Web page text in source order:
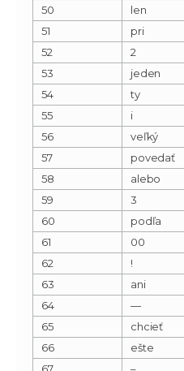
50
len
51
pri
52
2
53
jeden
54
ty
55
i
56
veľký
57
povedať
58
alebo
59
3
60
podľa
61
00
62
!
63
ani
64
—
65
chcieť
66
ešte
67
–